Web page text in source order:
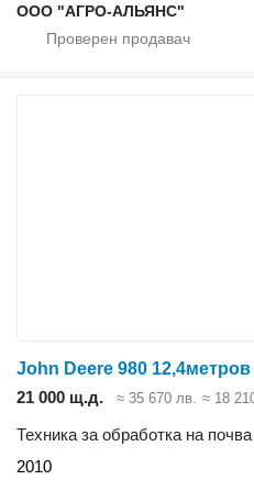
ООО "АГРО-АЛЬЯНС"
John Deere 980 12,4метров
21 000 щ.д.
≈ 35 670 лв. ≈ 18
Техника за обработка на
2010